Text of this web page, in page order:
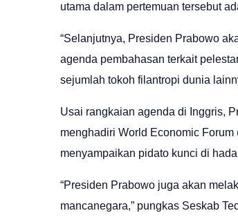
utama dalam pertemuan tersebut
“Selanjutnya, Presiden Prabowo
agenda pembahasan terkait
sejumlah tokoh filantropi dunia
Usai rangkaian agenda di Inggris,
menghadiri World Economic
menyampaikan pidato kunci di
“Presiden Prabowo juga akan
mancanegara,” pungkas Seskab